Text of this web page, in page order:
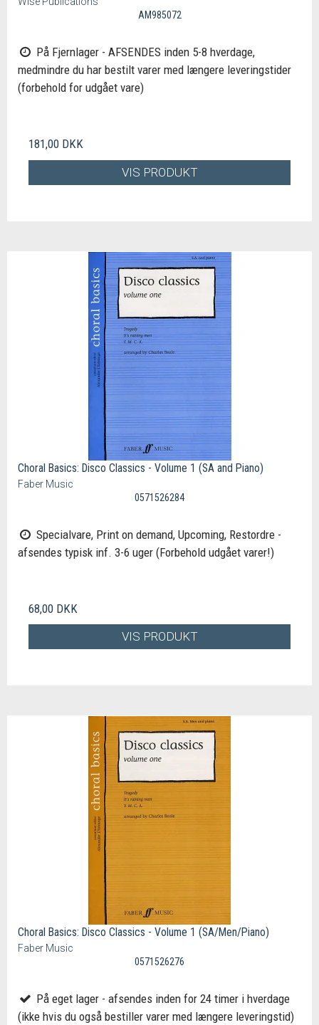
AM985072
På Fjernlager - AFSENDES inden 5-8 hverdage,
medmindre du har bestilt varer med længere leveringstider
(forbehold for udgået vare)
181,00 DKK
VIS PRODUKT
Choral Basics: Disco Classics - Volume 1 (SA and Piano)
Faber Music
0571526284
Specialvare, Print on demand, Upcoming, Restordre -
afsendes typisk inf. 3-6 uger (Forbehold udgået varer!)
68,00 DKK
VIS PRODUKT
Choral Basics: Disco Classics - Volume 1 (SA/Men/Piano)
Faber Music
0571526276
På eget lager - afsendes inden for 24 timer i hverdage
(ikke hvis du også bestiller varer med længere leveringstid)